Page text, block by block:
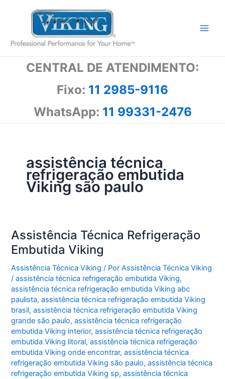
conteúdo
CENTRAL DE ATENDIMENTO:
Fixo: 11 2985-9116
WhatsApp: 11 99331-2476
assistência técnica
refrigeração embutida
Viking são paulo
Assistência Técnica Refrigeração
Embutida Viking
Assistência Técnica Viking / PorAssistência Técnica Viking
/assistência técnica refrigeração embutida Viking,
assistência técnica refrigeração embutida Viking abc
paulista,assistência técnica refrigeração embutida Viking
brasil,assistência técnica refrigeração embutida Viking
grande são paulo,assistência técnica refrigeração
embutida Viking interior,assistência técnica refrigeração
embutida Viking litoral,assistência técnica refrigeração
embutida Viking onde encontrar,assistência técnica
refrigeração embutida Viking são paulo,assistência técnica
refrigeração embutida Viking sp,assistência técnica